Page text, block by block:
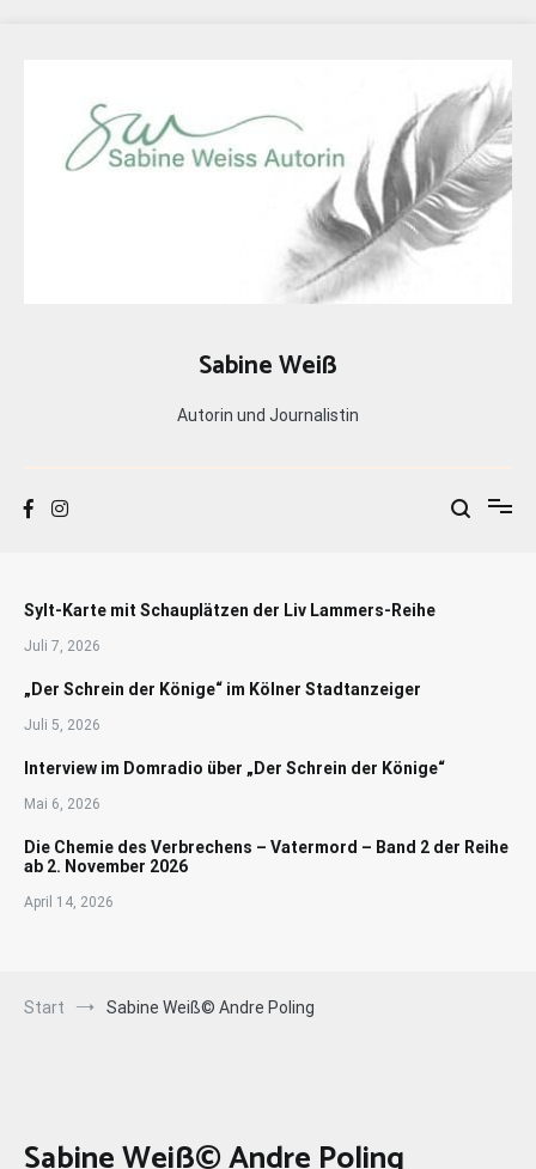
Sabine Weiß
Autorin und Journalistin
Sylt-Karte mit Schauplätzen der Liv Lammers-Reihe
Juli 7, 2026
„Der Schrein der Könige“ im Kölner Stadtanzeiger
Juli 5, 2026
Interview im Domradio über „Der Schrein der Könige“
Mai 6, 2026
Die Chemie des Verbrechens – Vatermord – Band 2 der Reihe
ab 2. November 2026
April 14, 2026
Start Sabine Weiß© Andre Poling